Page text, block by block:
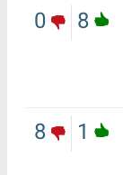
8
0
1
8